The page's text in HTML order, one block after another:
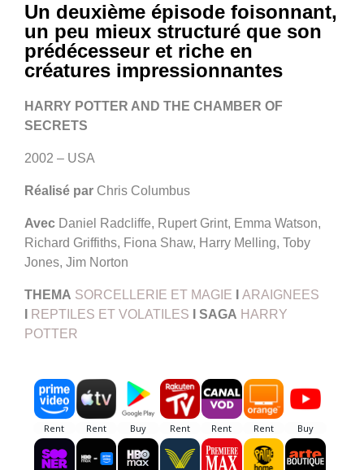
Un deuxième épisode foisonnant,
un peu mieux structuré que son
prédécesseur et riche en
créatures impressionnantes
HARRY POTTER AND THE CHAMBER OF
SECRETS
2002 – USA
Réalisé par Chris Columbus
Avec Daniel Radcliffe, Rupert Grint, Emma Watson,
Richard Griffiths, Fiona Shaw, Harry Melling, Toby
Jones, Jim Norton
THEMA SORCELLERIE ET MAGIE
ARAIGNEES
REPTILES ET VOLATILES SAGA HARRY
POTTER